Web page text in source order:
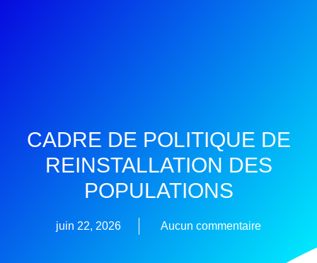
CADRE DE POLITIQUE DE
REINSTALLATION DES
POPULATIONS
juin 22, 2026 Aucun commentaire